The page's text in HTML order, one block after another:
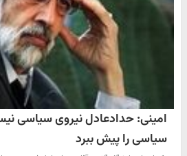
امینی: حدادعادل نیروی سیاسی
سیاسی را پیش ببرد